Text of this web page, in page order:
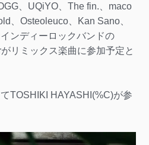
、UQiYO、The fin.、maco
、Osteoleuco、Kan Sano、
ンディーロックバンドの
リミックス楽曲に参加予定と
TOSHIKI HAYASHI(%C)が参